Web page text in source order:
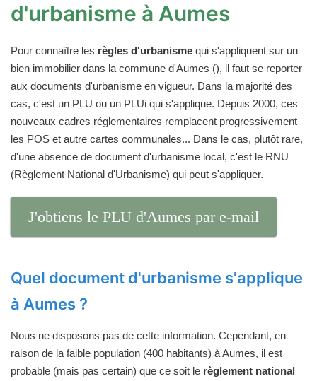
d'urbanisme à Aumes
Pour connaître les règles d'urbanisme qui s'appliquent sur un
bien immobilier dans la commune d'Aumes (), il faut se reporter
aux documents d'urbanisme en vigueur. Dans la majorité des
cas, c'est un PLU ou un PLUi qui s'applique. Depuis 2000, ces
nouveaux cadres réglementaires remplacent progressivement
les POS et autre cartes communales... Dans le cas, plutôt rare,
d'une absence de document d'urbanisme local, c'est le RNU
(Règlement National d'Urbanisme) qui peut s'appliquer.
J'obtiens le PLU d'Aumes par e-mail
Quel document d'urbanisme s'applique
à Aumes ?
Nous ne disposons pas de cette information. Cependant, en
raison de la faible population (400 habitants) à Aumes, il est
probable (mais pas certain) que ce soit le règlement national